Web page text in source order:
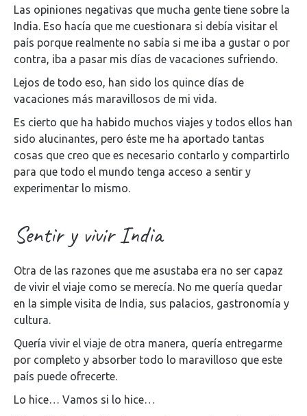
Las opiniones negativas que mucha gente tiene sobre la
India. Eso hacía que me cuestionara si debía visitar el
país porque realmente no sabía si me iba a gustar o por
contra, iba a pasar mis días de vacaciones sufriendo.
Lejos de todo eso, han sido los quince días de
vacaciones más maravillosos de mi vida.
Es cierto que ha habido muchos viajes y todos ellos han
sido alucinantes, pero éste me ha aportado tantas
cosas que creo que es necesario contarlo y compartirlo
para que todo el mundo tenga acceso a sentir y
experimentar lo mismo.
Sentir y vivir India
Otra de las razones que me asustaba era no ser capaz
de vivir el viaje como se merecía. No me quería quedar
en la simple visita de India, sus palacios, gastronomía y
cultura.
Quería vivir el viaje de otra manera, quería entregarme
por completo y absorber todo lo maravilloso que este
país puede ofrecerte.
Lo hice… Vamos si lo hice…